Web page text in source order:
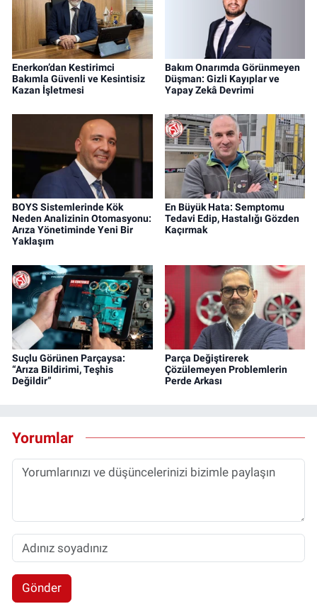
Enerkon’dan Kestirimci
Bakımla Güvenli ve Kesintisiz
Kazan İşletmesi
Bakım Onarımda Görünmeyen
Düşman: Gizli Kayıplar ve
Yapay Zekâ Devrimi
BOYS Sistemlerinde Kök
Neden Analizinin Otomasyonu:
Arıza Yönetiminde Yeni Bir
Yaklaşım
En Büyük Hata: Semptomu
Tedavi Edip, Hastalığı Gözden
Kaçırmak
Suçlu Görünen Parçaysa:
“Arıza Bildirimi, Teşhis
Değildir”
Parça Değiştirerek
Çözülemeyen Problemlerin
Perde Arkası
Yorumlar
Gönder